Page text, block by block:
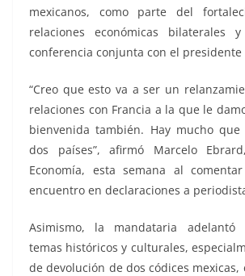
mexicanos, como parte del
relaciones económicas bilaterales
conferencia conjunta con el presidente
“Creo que esto va a ser un
relaciones con Francia a la que le
bienvenida también. Hay mucho
dos países”, afirmó Marcelo
Economía, esta semana al
encuentro en declaraciones a
Asimismo, la mandataria adelantó
temas históricos y culturales,
de devolución de dos códices mexicas,